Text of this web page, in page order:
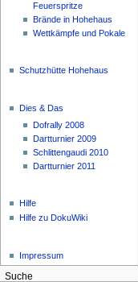
Feuerspritze
Brände in Hohehaus
Wettkämpfe und Pokale
Schutzhütte Hohehaus
Dies & Das
Dofrally 2008
Dartturnier 2009
Schlittengaudi 2010
Dartturnier 2011
Hilfe
Hilfe zu DokuWiki
Impressum
Suche